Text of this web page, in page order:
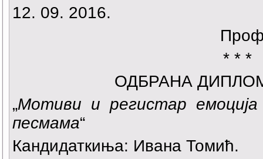
12. 09. 2016.
* * *
ОДБРАНА
„Мотиви и регистар
песмама“
Кандидаткиња: Ивана Томић.